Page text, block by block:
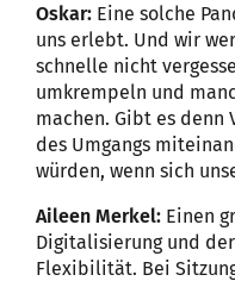
Oskar: Eine solche
uns erlebt. Und wir
schnelle nicht
umkrempeln und
machen. Gibt es denn
des Umgangs
würden, wenn sich
Aileen Merkel: Einen
Digitalisierung und
Flexibilität. Bei